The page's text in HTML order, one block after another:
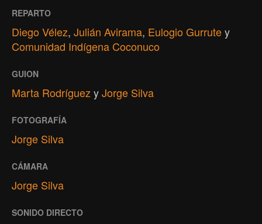
REPARTO
Diego Vélez, Julián Avirama, Eulogio Gurrutey
Comunidad Indígena Coconuco
GUION
Marta Rodríguez yJorge Silva
FOTOGRAFÍA
Jorge Silva
CÁMARA
Jorge Silva
SONIDO DIRECTO